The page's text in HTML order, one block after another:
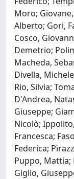
Moro;
Alberto; Gori,
Cosco,
Demetrio;
Macheda,
Divella,
Rio, Silvia;
D'Andrea,
Giuseppe;
Nicolò;
Francesca;
Federica;
Puppo, Mattia;
Giglio,